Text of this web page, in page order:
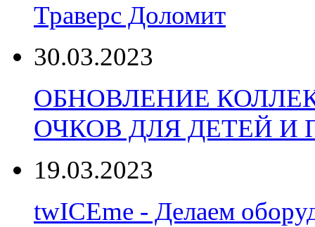
Траверс Доломит
30.03.2023
ОБНОВЛЕНИЕ
ОЧКОВ ДЛЯ ДЕТЕЙ И
19.03.2023
twICEme - Делаем